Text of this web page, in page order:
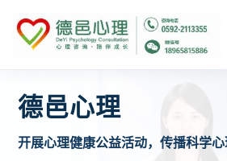
德邑心理
开展心理健康公益活动，传播科学心